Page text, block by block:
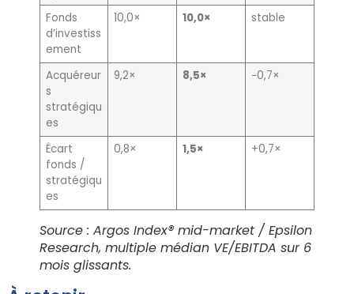
Fonds
d’investiss
ement
10,0× 10,0× stable
Acquéreur
s
stratégiqu
es
9,2× 8,5× −0,7×
Écart
fonds /
stratégiqu
es
0,8× 1,5× +0,7×
Source : Argos Index® mid-market / Epsilon
Research, multiple médian VE/EBITDA sur 6
mois glissants.